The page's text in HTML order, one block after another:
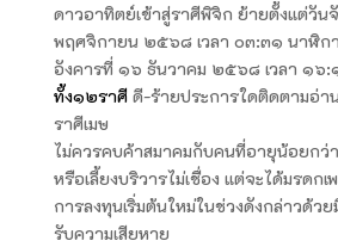
ดาวอาทิตย์เข้าสู่ราศีพิจิก ย้ายตั้งแต่วั
พฤศจิกายน ๒๕๖๘ เวลา ๐๓:๓๑ นาฬิก
อังคารที่ ๑๖ ธันวาคม ๒๕๖๘ เวลา ๑๖
ทั้ง๑๒ราศีดี-ร้ายประการใดติดตามอ่า
ราศีเมษ
ไม่ควรคบค้าสมาคมกับคนที่อายุน้อยกว่
หรือเลี้ยงบริวารไม่เชื่อง แต่จะได้มรดกเ
การลงทุนเริ่มต้นใหม่ในช่วงดังกล่าวด้ว
รับความเสียหาย